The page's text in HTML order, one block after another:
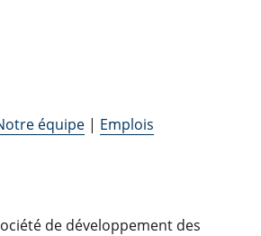
équipe | Emplois
de développement des